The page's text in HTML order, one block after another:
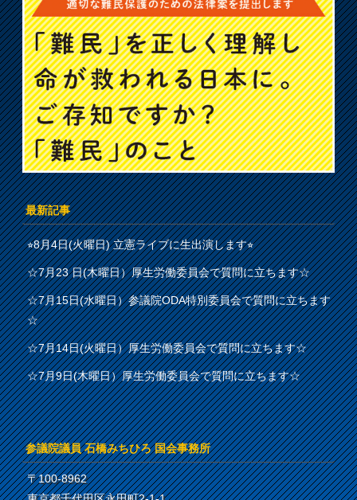
最新記事
⭐︎8月4日(火曜日) 立憲ライブに生出演します⭐︎
☆7月23 日(木曜日）厚生労働委員会で質問に立ちます☆
☆7月15日(水曜日）参議院ODA特別委員会で質問に立ちます
☆
☆7月14日(火曜日）厚生労働委員会で質問に立ちます☆
☆7月9日(木曜日）厚生労働委員会で質問に立ちます☆
参議院議員 石橋みちひろ 国会事務所
〒100-8962